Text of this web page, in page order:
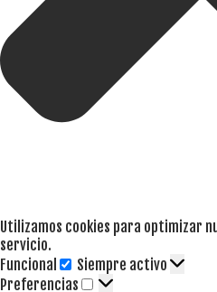
Utilizamos cookies para optimizar
servicio.
Funcional
Funcional
Siempre activo
Preferencias